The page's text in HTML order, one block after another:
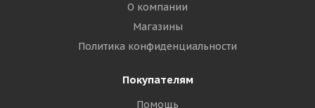
О компании
Магазины
Политика конфиденциальности
Покупателям
Помощь